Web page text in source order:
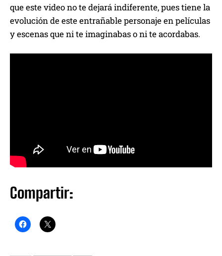
que este video no te dejará indiferente, pues tiene la
evolución de este entrañable personaje en películas
y escenas que ni te imaginabas o ni te acordabas.
Compartir: